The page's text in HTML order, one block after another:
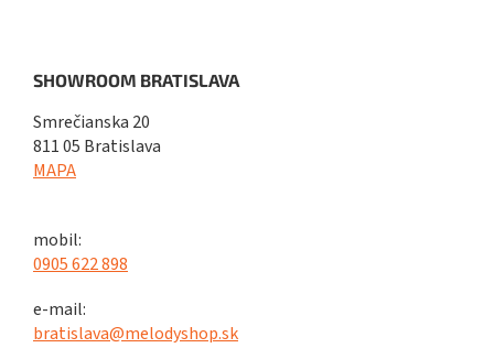
SHOWROOM BRATISLAVA
Smrečianska 20
811 05 Bratislava
MAPA
mobil:
0905 622 898
e-mail:
bratislava@melodyshop.sk